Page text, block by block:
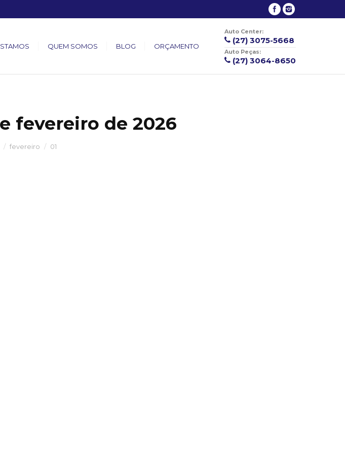
QUEM SOMOS BLOG ORÇAMENTO
Auto Center:
(27) 3075-5668
Auto Peças:
(27) 3064-8650
fevereiro de 2026
fevereiro 01